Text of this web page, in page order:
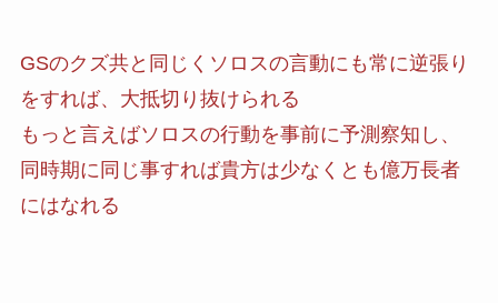
GSのクズ共と同じくソロスの言動にも常に逆張り
をすれば、大抵切り抜けられる
もっと言えばソロスの行動を事前に予測察知し、
同時期に同じ事すれば貴方は少なくとも億万長者
にはなれる